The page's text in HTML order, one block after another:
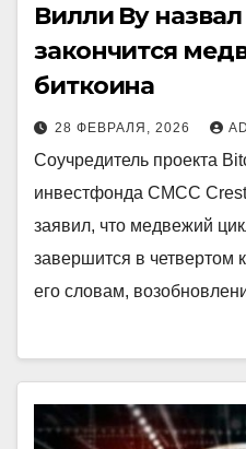
Вилли Ву назвал
закончится
биткоина
28 ФЕВРАЛЯ, 2026
Соучредитель проекта
инвестфонда CMCC
заявил, что медвежий
завершится в четвертом
его словам,